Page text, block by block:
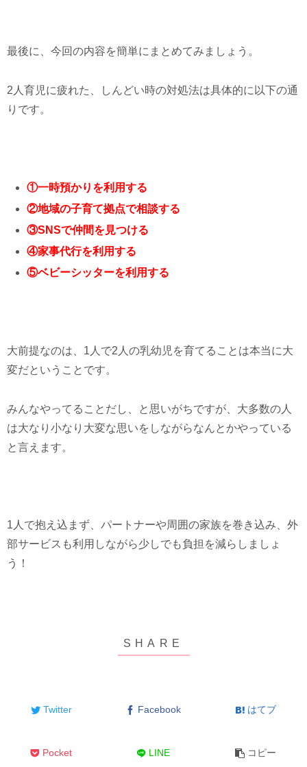
最後に、今回の内容を簡単にまとめてみましょう。
2人育児に疲れた、しんどい時の対処法は具体的に以下の通
りです。
①一時預かりを利用する
②地域の子育て拠点で相談する
③SNSで仲間を見つける
④家事代行を利用する
⑤ベビーシッターを利用する
大前提なのは、1人で2人の乳幼児を育てることは本当に大
変だということです。
みんなやってることだし、と思いがちですが、大多数の人
は大なり小なり大変な思いをしながらなんとかやっている
と言えます。
1人で抱え込まず、パートナーや周囲の家族を巻き込み、外
部サービスも利用しながら少しでも負担を減らしましょ
う！
Twitter Facebook はてブ
Pocket LINE コピー